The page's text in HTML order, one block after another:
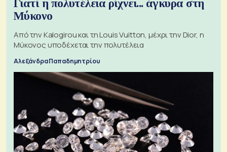
Γιατί η πολυτέλεια ρίχνει... άγκυρα στη
Μύκονο
Από την Kalogirou και τη Louis Vuitton, μέχρι την Dior, η
Μύκονος υποδέχεται την πολυτέλεια
Αλεξάνδρα Παπαδημητρίου